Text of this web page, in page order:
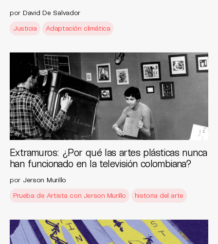
por David De Salvador
Justicia
Adaptación climática
Extramuros: ¿Por qué las artes plásticas nunca
han funcionado en la televisión colombiana?
por Jerson Murillo
Prueba de Artista con Jerson Murillo
historia del arte